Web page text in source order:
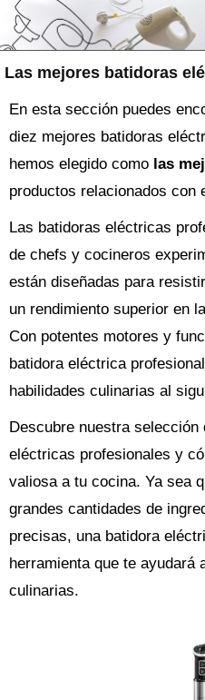
Las mejores batidoras
En esta sección puedes
diez mejores batidoras
hemos elegido como las
productos relacionados con
Las batidoras eléctricas
de chefs y cocineros
están diseñadas para
un rendimiento superior en
Con potentes motores y
batidora eléctrica
habilidades culinarias al
Descubre nuestra
eléctricas profesionales y
valiosa a tu cocina. Ya sea
grandes cantidades de
precisas, una batidora
herramienta que te ayudará
culinarias.